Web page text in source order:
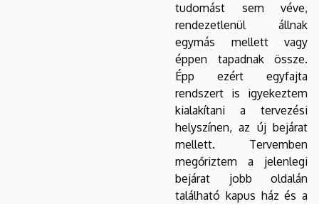
tudomást sem véve,
rendezetlenül állnak
egymás mellett vagy
éppen tapadnak össze.
Épp ezért egyfajta
rendszert is igyekeztem
kialakítani a tervezési
helyszínen, az új bejárat
mellett. Tervemben
megőriztem a jelenlegi
bejárat jobb oldalán
található kapus ház és a